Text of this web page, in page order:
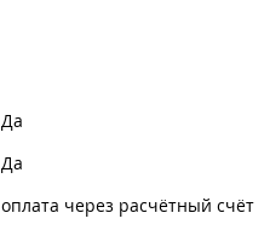
Да
Да
оплата через расчётный счёт